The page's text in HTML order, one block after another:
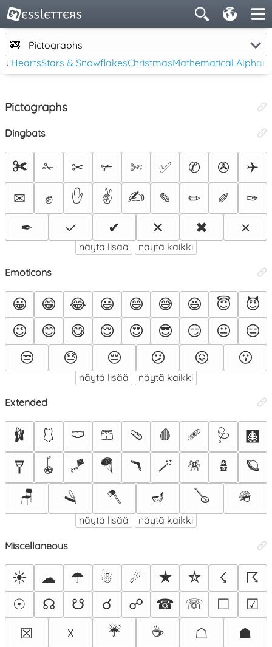
🚒
Pictographs
HeartsStars & SnowflakesChristmasMathematical
Pictographs
Dingbats
✀ ✁ ✂ ✃ ✄ ✅ ✆ ✇
✈
✉
✊ ✋ ✌ ✍ ✎ ✏ ✐
✑
✒
✓ ✔ ✕ ✖ ✗
näytä lisää näytä kaikki
Emoticons
😀 😁 😂 😃 😄 😅 😆 😇
😈
😉
😊 😋 😌 😍 😎 😏 😐
😑
😒
😓 😔 😕 😖 😗
näytä lisää näytä kaikki
Extended
🩰 🩱 🩲 🩳 🩴 🩸 🩹 🩺
🩻
🩼
🪀 🪁 🪂 🪃 🪄 🪅 🪆
🪐
🪑
🪒 🪓 🪔 🪕 🪖
näytä lisää näytä kaikki
Miscellaneous
☀ ☁ ☂ ☃ ☄ ★ ☆ ☇
☈
☉
☊ ☋ ☌ ☍ ☎ ☏ ☐
☑
☒
☓ ☔ ☕ ☖ ☗